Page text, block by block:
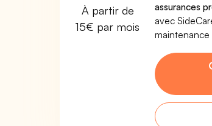
À partir de
15€ par mois
assurances
avec
maintenance